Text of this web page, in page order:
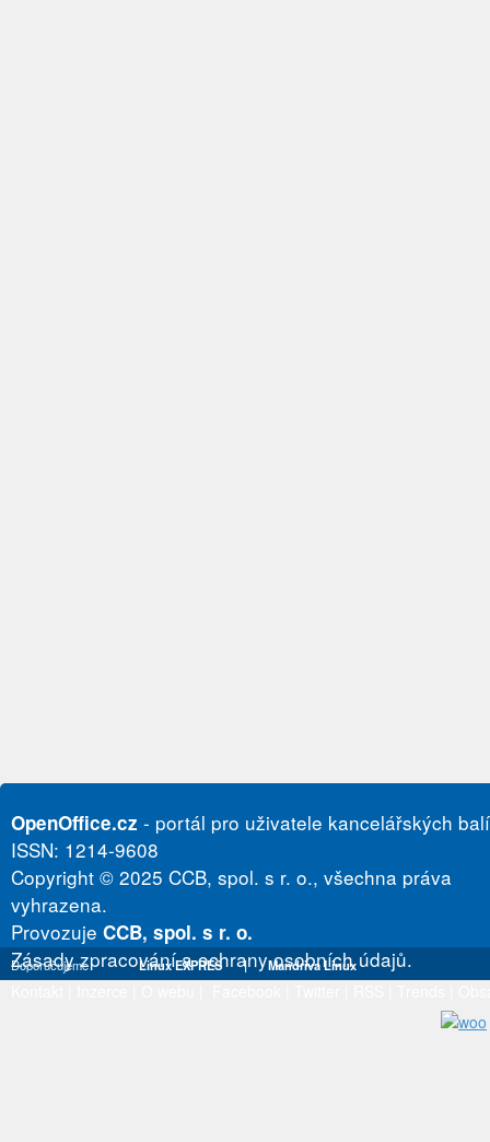
OpenOffice.cz - portál pro uživatele kancelářských
ISSN: 1214-9608
Copyright © 2025 CCB, spol. s r. o., všechna práva
vyhrazena.
Provozuje CCB, spol. s r. o.
Zásady zpracování a ochrany osobních údajů.
Doporučujeme Linux EXPRES | Mandriva Linux